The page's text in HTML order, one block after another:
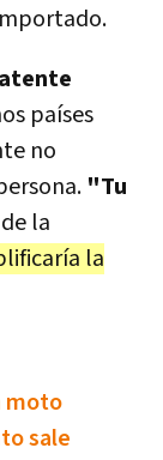
países
no
"Tu
la
la
moto
sale